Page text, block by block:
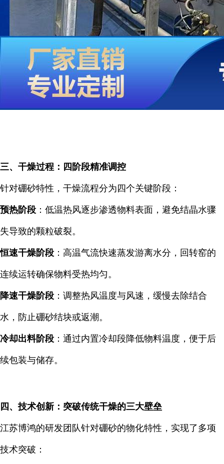
三、干燥过程：四阶段精准调控
针对硼砂特性，干燥流程分为四个关键阶段：
预热阶段 ：低温热风逐步渗透物料表面，避免结晶水骤
失导致的颗粒破裂。
恒速干燥阶段 ：高温气流快速蒸发游离水分，回转窑的
连续运转确保物料受热均匀。
降速干燥阶段 ：调整热风温度与风速，缓慢去除结合
水，防止硼砂结块或返潮。
冷却出料阶段 ：通过内置冷却段降低物料温度，便于后
续包装与储存。
四、技术创新：突破传统干燥的三大壁垒
江苏博鸿的研发团队针对硼砂的物化特性，实现了多项
技术突破：